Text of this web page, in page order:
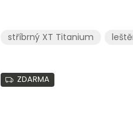
stříbrný XT Titanium
ZDARMA